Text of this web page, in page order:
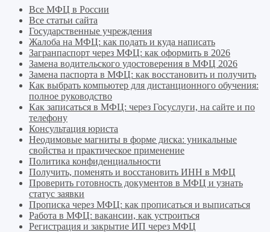
Все МФЦ в России
Все статьи сайта
Государственные учреждения
Жалоба на МФЦ: как подать и куда написать
Загранпаспорт через МФЦ: как оформить в 2026
Замена водительского удостоверения в МФЦ 2026
Замена паспорта в МФЦ: как восстановить и получить
Как выбрать компьютер для дистанционного обучения:
полное руководство
Как записаться в МФЦ: через Госуслуги, на сайте и по
телефону
Консультация юриста
Неодимовые магниты в форме диска: уникальные
свойства и практическое применение
Политика конфиденциальности
Получить, поменять и восстановить ИНН в МФЦ
Проверить готовность документов в МФЦ и узнать
статус заявки
Прописка через МФЦ: как прописаться и выписаться
Работа в МФЦ: вакансии, как устроиться
Регистрация и закрытие ИП через МФЦ